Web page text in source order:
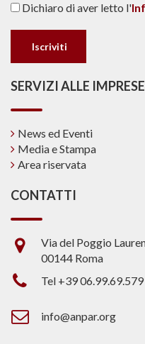
Dichiaro di aver letto l'
SERVIZI ALLE IMPRESE
News ed Eventi
Media e Stampa
Area riservata
CONTATTI
Via del Poggio
00144 Roma
Tel +39 06.99.69.579
info@anpar.org